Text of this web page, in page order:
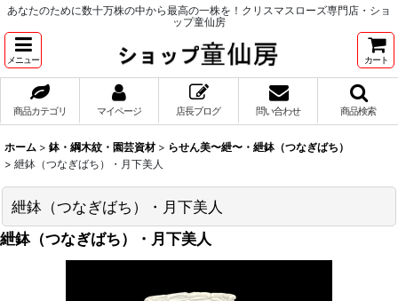
あなたのために数十万株の中から最高の一株を！クリスマスローズ専門店・ショ
ップ童仙房
メニュー カート
商品カテゴリ マイページ 店長ブログ 問い合わせ 商品検索
ホーム > 鉢・綱木紋・園芸資材 > らせん美〜紲〜・紲鉢（つなぎばち）
> 紲鉢（つなぎばち）・月下美人
紲鉢（つなぎばち）・月下美人
紲鉢（つなぎばち）・月下美人